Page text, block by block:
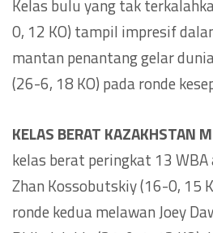
Kelas bulu yang tak
0, 12 KO) tampil impresif
mantan penantang gelar
(26-6, 18 KO) pada ronde
KELAS BERAT KAZAKHSTAN
kelas berat peringkat 13
Zhan Kossobutskiy (16-0, 15
ronde kedua melawan Joey